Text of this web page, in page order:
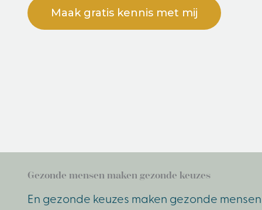
Maak gratis kennis met mij
Gezonde mensen maken gezonde keuzes
En gezonde keuzes maken gezonde